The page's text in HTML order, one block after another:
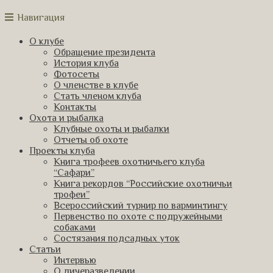
Навигация
О клубе
Обращение президента
История клуба
Фотосеты
О членстве в клубе
Стать членом клуба
Контакты
Охота и рыбалка
Клубные охоты и рыбалки
Отчеты об охоте
Проекты клуба
Книга трофеев охотничьего клуба
“Сафари”
Книга рекордов “Российские охотничьи
трофеи”
Всероссийский турнир по варминтингу
Первенство по охоте с подружейными
собаками
Состязания подсадных уток
Статьи
Интервью